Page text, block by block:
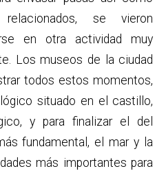
se vieron
en otra actividad muy
Los museos de la ciudad
todos estos momentos,
situado en el castillo,
y para finalizar el del
fundamental, el mar y la
más importantes para